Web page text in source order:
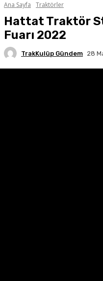
Ana Sayfa Traktörler
Hattat Traktör
Fuarı 2022
TrakKulüp Gündem 28